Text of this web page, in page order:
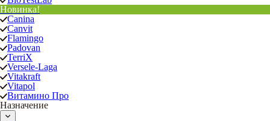
Новинка!
Canina
Canvit
Flamingo
Padovan
TerriX
Versele-Laga
Vitakraft
Vitapol
Витамино Про
Назначение